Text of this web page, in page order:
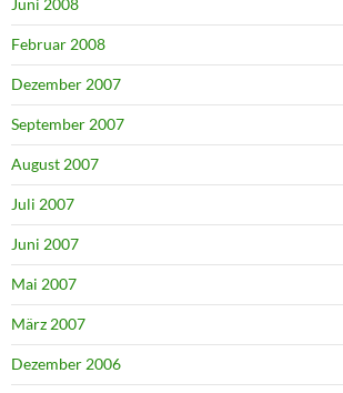
Juni 2008
Februar 2008
Dezember 2007
September 2007
August 2007
Juli 2007
Juni 2007
Mai 2007
März 2007
Dezember 2006